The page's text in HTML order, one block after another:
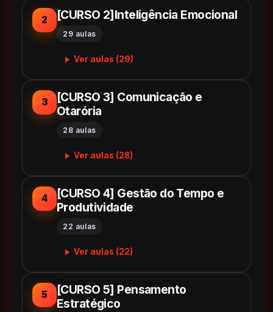
2 [CURSO 2]Inteligência Emocional
29 aulas
Ver aulas (29)
3
[CURSO 3] Comunicação e
Otarória
28 aulas
Ver aulas (28)
4
[CURSO 4] Gestão do Tempo e
Produtividade
22 aulas
Ver aulas (22)
5
[CURSO 5] Pensamento
Estratégico